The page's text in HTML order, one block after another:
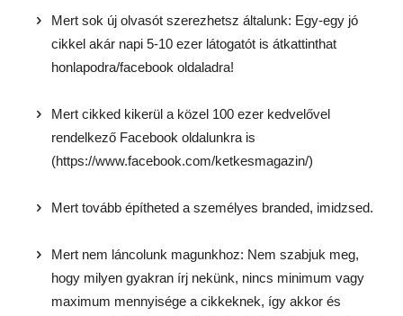
Mert sok új olvasót szerezhetsz általunk: Egy-egy jó
cikkel akár napi 5-10 ezer látogatót is átkattinthat
honlapodra/facebook oldaladra!
Mert cikked kikerül a közel 100 ezer kedvelővel
rendelkező Facebook oldalunkra is
(https://www.facebook.com/ketkesmagazin/)
Mert tovább építheted a személyes branded, imidzsed.
Mert nem láncolunk magunkhoz: Nem szabjuk meg,
hogy milyen gyakran írj nekünk, nincs minimum vagy
maximum mennyisége a cikkeknek, így akkor és